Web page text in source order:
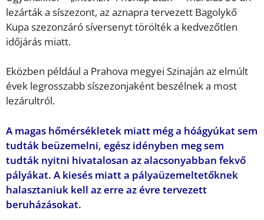
lezárták a síszezont, az aznapra tervezett Bagolykő
Kupa szezonzáró síversenyt törölték a kedvezőtlen
időjárás miatt.
Eközben például a Prahova megyei Szinaján az elmúlt
évek legrosszabb síszezonjaként beszélnek a most
lezárultról.
A magas hőmérsékletek miatt még a hóágyúkat sem
tudták beüzemelni, egész idényben meg sem
tudták nyitni hivatalosan az alacsonyabban fekvő
pályákat. A kiesés miatt a pályaüzemeltetőknek
halasztaniuk kell az erre az évre tervezett
beruházásokat.